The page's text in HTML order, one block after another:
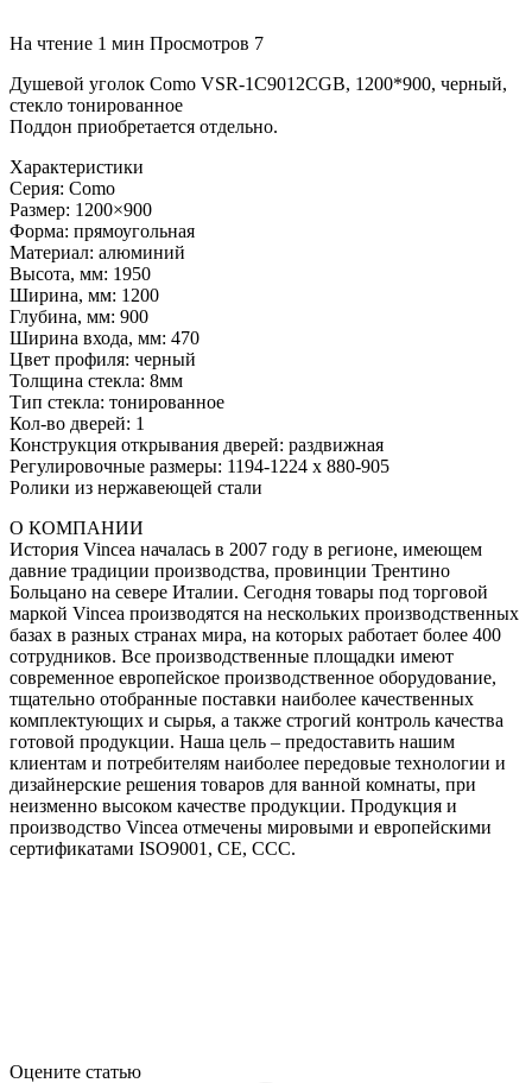
На чтение 1 мин Просмотров 7
Душевой уголок Como VSR-1C9012CGB, 1200*900, черный,
стекло тонированное
Поддон приобретается отдельно.
Характеристики
Серия: Como
Размер: 1200×900
Форма: прямоугольная
Материал: алюминий
Высота, мм: 1950
Ширина, мм: 1200
Глубина, мм: 900
Ширина входа, мм: 470
Цвет профиля: черный
Толщина стекла: 8мм
Тип стекла: тонированное
Кол-во дверей: 1
Конструкция открывания дверей: раздвижная
Регулировочные размеры: 1194-1224 x 880-905
Ролики из нержавеющей стали
О КОМПАНИИ
История Vincea началась в 2007 году в регионе, имеющем
давние традиции производства, провинции Трентино
Больцано на севере Италии. Сегодня товары под торговой
маркой Vincea производятся на нескольких производственных
базах в разных странах мира, на которых работает более 400
сотрудников. Все производственные площадки имеют
современное европейское производственное оборудование,
тщательно отобранные поставки наиболее качественных
комплектующих и сырья, а также строгий контроль качества
готовой продукции. Наша цель – предоставить нашим
клиентам и потребителям наиболее передовые технологии и
дизайнерские решения товаров для ванной комнаты, при
неизменно высоком качестве продукции. Продукция и
производство Vincea отмечены мировыми и европейскими
сертификатами ISO9001, CE, CCC.
Оцените статью